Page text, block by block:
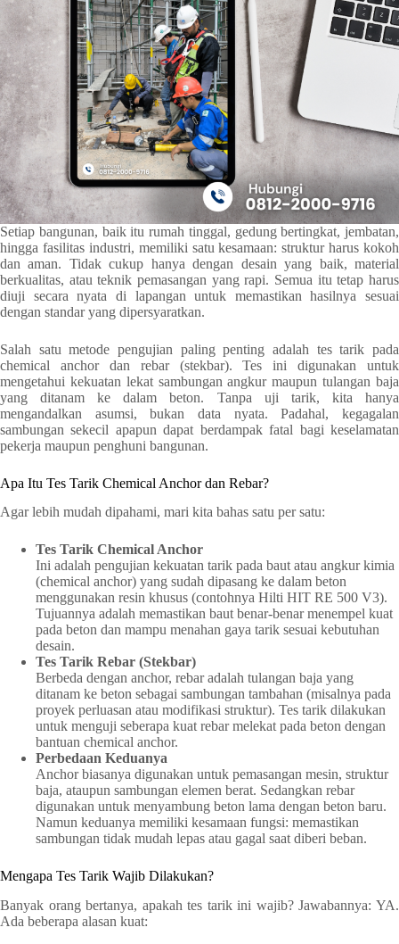
Setiap bangunan, baik itu rumah tinggal, gedung bertingkat, jembatan,
hingga fasilitas industri, memiliki satu kesamaan: struktur harus kokoh
dan aman. Tidak cukup hanya dengan desain yang baik, material
berkualitas, atau teknik pemasangan yang rapi. Semua itu tetap harus
diuji secara nyata di lapangan untuk memastikan hasilnya sesuai
dengan standar yang dipersyaratkan.
Salah satu metode pengujian paling penting adalah tes tarik pada
chemical anchor dan rebar (stekbar). Tes ini digunakan untuk
mengetahui kekuatan lekat sambungan angkur maupun tulangan baja
yang ditanam ke dalam beton. Tanpa uji tarik, kita hanya
mengandalkan asumsi, bukan data nyata. Padahal, kegagalan
sambungan sekecil apapun dapat berdampak fatal bagi keselamatan
pekerja maupun penghuni bangunan.
Apa Itu Tes Tarik Chemical Anchor dan Rebar?
Agar lebih mudah dipahami, mari kita bahas satu per satu:
Tes Tarik Chemical Anchor
Ini adalah pengujian kekuatan tarik pada baut atau angkur kimia
(chemical anchor) yang sudah dipasang ke dalam beton
menggunakan resin khusus (contohnya Hilti HIT RE 500 V3).
Tujuannya adalah memastikan baut benar-benar menempel kuat
pada beton dan mampu menahan gaya tarik sesuai kebutuhan
desain.
Tes Tarik Rebar (Stekbar)
Berbeda dengan anchor, rebar adalah tulangan baja yang
ditanam ke beton sebagai sambungan tambahan (misalnya pada
proyek perluasan atau modifikasi struktur). Tes tarik dilakukan
untuk menguji seberapa kuat rebar melekat pada beton dengan
bantuan chemical anchor.
Perbedaan Keduanya
Anchor biasanya digunakan untuk pemasangan mesin, struktur
baja, ataupun sambungan elemen berat. Sedangkan rebar
digunakan untuk menyambung beton lama dengan beton baru.
Namun keduanya memiliki kesamaan fungsi: memastikan
sambungan tidak mudah lepas atau gagal saat diberi beban.
Mengapa Tes Tarik Wajib Dilakukan?
Banyak orang bertanya, apakah tes tarik ini wajib? Jawabannya: YA.
Ada beberapa alasan kuat: